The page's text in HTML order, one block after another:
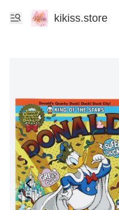
kikiss.store